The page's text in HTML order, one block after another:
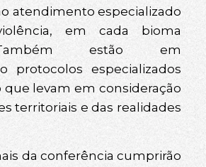
atendimento especializado
em cada bioma
estão em
protocolos especializados
levam em consideração
territoriais e das realidades
da conferência cumprirão